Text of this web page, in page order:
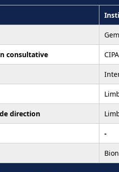
consultative
direction
-